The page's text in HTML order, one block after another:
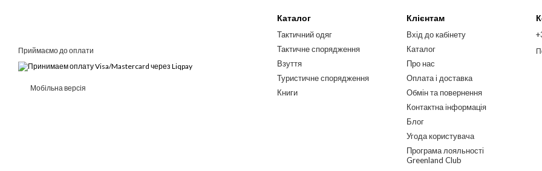
Приймаємо до оплати
Мобільна версія
Каталог
Тактичний одяг
Тактичне спорядження
Взуття
Туристичне спорядження
Книги
Клієнтам
Вхід до кабінету
Каталог
Про нас
Оплата і доставка
Обмін та повернення
Контактна інформація
Блог
Угода користувача
Програма лояльності
Greenland Club